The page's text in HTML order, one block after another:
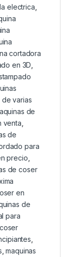
electrica
cortadora
en 3D
de varias
de
venta
de
para
precio
de coser
en
de
para
,maquinas